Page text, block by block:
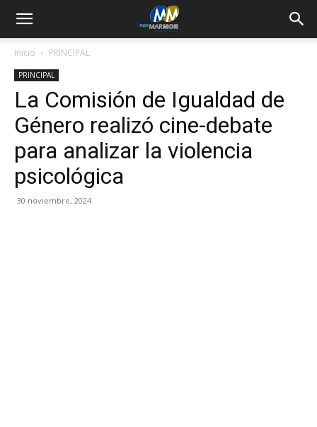
Inicio PRINCIPAL
PRINCIPAL
La Comisión de Igualdad de
Género realizó cine-debate
para analizar la violencia
psicológica
30 noviembre, 2024